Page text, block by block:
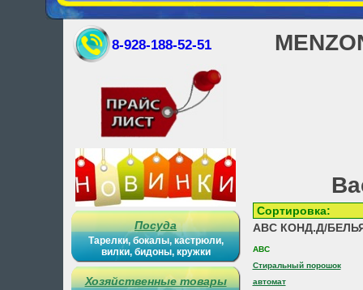
8-928-188-52-51
Посуда
Тарелки, бокалы, кастрюли,
вилки, бидоны, кружки
Хозяйственные товары
ABC КОНД.Д/
ABC
Стиральный порошок
автомат